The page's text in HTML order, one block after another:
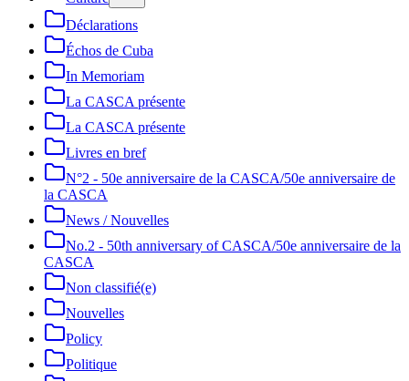
Déclarations
Échos de Cuba
In Memoriam
La CASCA présente
La CASCA présente
Livres en bref
N°2 - 50e anniversaire de la CASCA/50e anniversaire de
la CASCA
News / Nouvelles
No.2 - 50th anniversary of CASCA/50e anniversaire de la
CASCA
Non classifié(e)
Nouvelles
Policy
Politique